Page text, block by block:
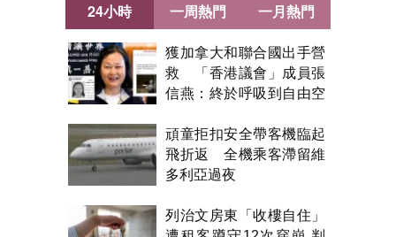
24小時
獲加拿大和聯合國出手營
救 「香港議會」成員張
信燕：終於呼吸到自由空
頑童拒扣安全帶客機臨起
飛折返 全機乘客滯留維
多利亞過夜
列治文房東「收樓自住」
一周熱門 一月熱門